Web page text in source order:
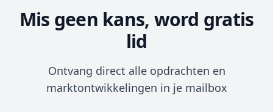
Mis geen kans, word gratis
lid
Ontvang direct alle opdrachten en
marktontwikkelingen in je mailbox